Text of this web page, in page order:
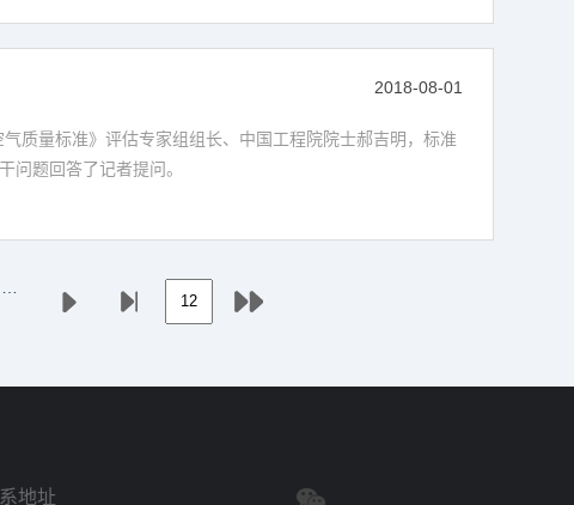
2018-08-01
质量标准》评估专家组组长、中国工程院院士郝吉明，标准
问题回答了记者提问。
地址